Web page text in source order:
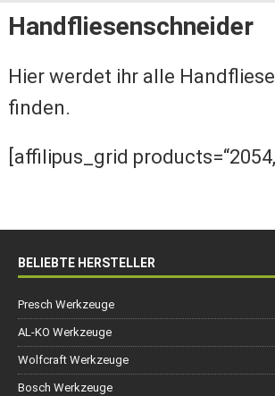
Handfliesenschneider
Hier werdet ihr alle
finden.
[affilipus_grid
BELIEBTE HERSTELLER
Presch Werkzeuge
AL-KO Werkzeuge
Wolfcraft Werkzeuge
Bosch Werkzeuge